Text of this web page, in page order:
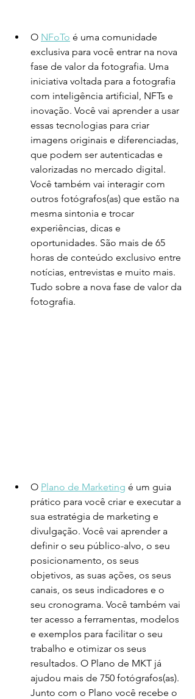
O NFoTo é uma comunidade
exclusiva para você entrar na nova
fase de valor da fotografia. Uma
iniciativa voltada para a fotografia
com inteligência artificial, NFTs e
inovação. Você vai aprender a usar
essas tecnologias para criar
imagens originais e diferenciadas,
que podem ser autenticadas e
valorizadas no mercado digital.
Você também vai interagir com
outros fotógrafos(as) que estão na
mesma sintonia e trocar
experiências, dicas e
oportunidades. São mais de 65
horas de conteúdo exclusivo entre
notícias, entrevistas e muito mais.
Tudo sobre a nova fase de valor da
fotografia.
O Plano de Marketing é um guia
prático para você criar e executar a
sua estratégia de marketing e
divulgação. Você vai aprender a
definir o seu público-alvo, o seu
posicionamento, os seus
objetivos, as suas ações, os seus
canais, os seus indicadores e o
seu cronograma. Você também vai
ter acesso a ferramentas, modelos
e exemplos para facilitar o seu
trabalho e otimizar os seus
resultados. O Plano de MKT já
ajudou mais de 750 fotógrafos(as).
Junto com o Plano você recebe o